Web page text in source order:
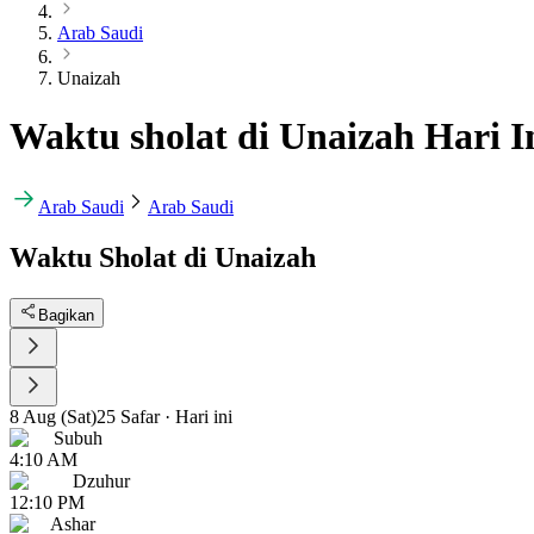
Arab Saudi
Unaizah
Waktu sholat di Unaizah Hari
Arab Saudi Arab Saudi
Waktu Sholat di Unaizah
Bagikan
8 Aug (Sat)25 Safar· Hari ini
Subuh
4:10 AM
Dzuhur
12:10 PM
Ashar